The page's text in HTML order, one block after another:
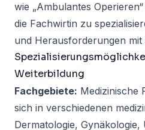
wie „Ambulantes
die Fachwirtin zu
und Herausforderungen mit
Weiterbildung
Fachgebiete: Medizinische
sich in verschiedenen
Dermatologie, Gynäkologie,